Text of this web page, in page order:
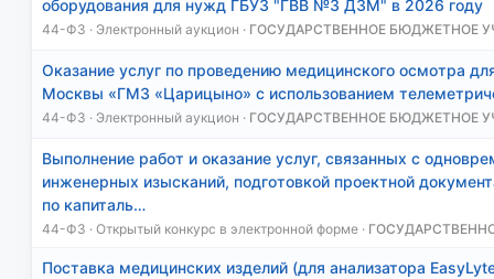
оборудования для нужд ГБУЗ "ГВВ №3 ДЗМ" в 2026 году
44-ФЗ · Электронный аукцион · ГОСУДАРСТВЕННОЕ БЮДЖЕТНОЕ
Оказание услуг по проведению медицинского осмотра
Москвы «ГМЗ «Царицыно» с использованием
44-ФЗ · Электронный аукцион · ГОСУДАРСТВЕННОЕ БЮДЖЕТНОЕ
Выполнение работ и оказание услуг, связанных с
инженерных изысканий, подготовкой проектной
по капиталь…
44-ФЗ · Открытый конкурс в электронной форме ·
Поставка медицинских изделий (для анализатора